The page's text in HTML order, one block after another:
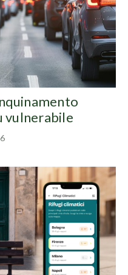
vulnerabile